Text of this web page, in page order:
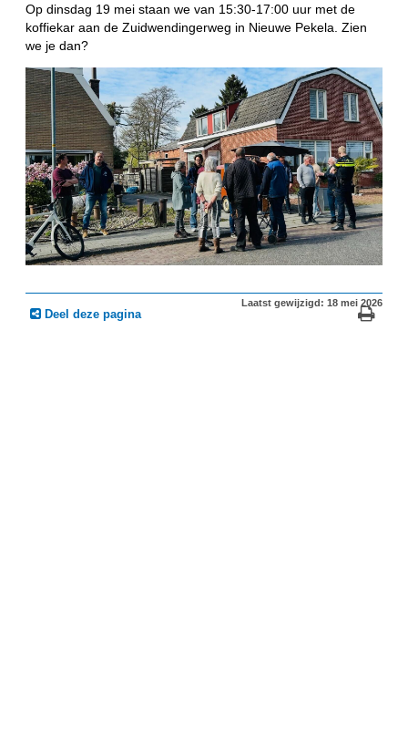
Op dinsdag 19 mei staan we van 15:30-17:00 uur met de
koffiekar aan de Zuidwendingerweg in Nieuwe Pekela. Zien
we je dan?
Deel deze pagina
Laatst gewijzigd: 18 mei 2026